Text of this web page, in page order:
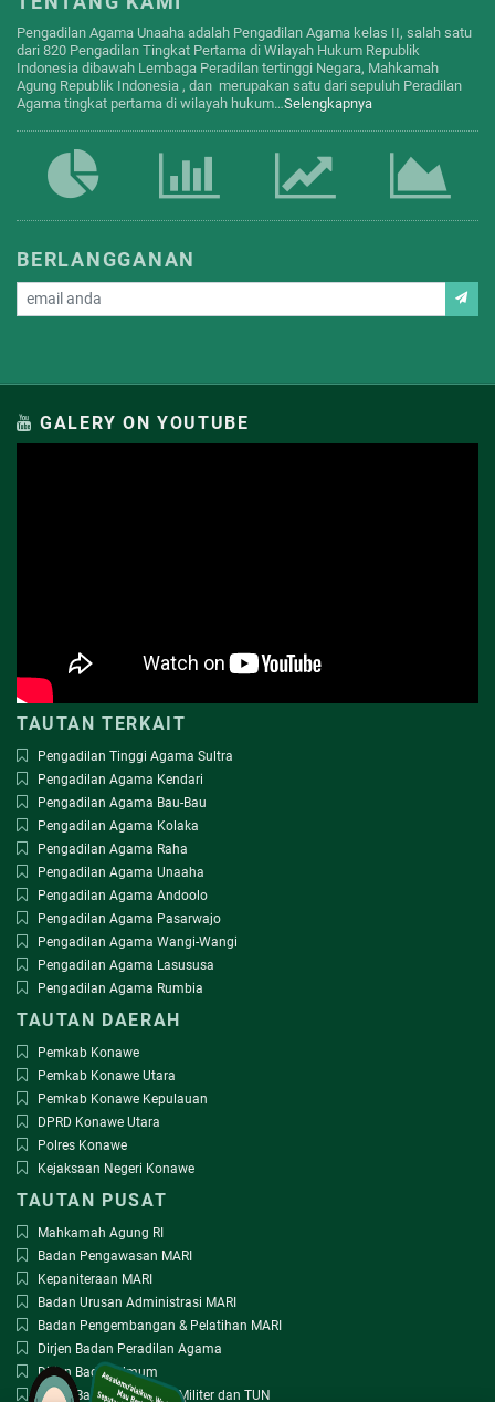
Pengadilan Agama Unaaha adalah Pengadilan Agama kelas II, salah satu
dari 820 Pengadilan Tingkat Pertama di Wilayah Hukum Republik
Indonesia dibawah Lembaga Peradilan tertinggi Negara, Mahkamah
Agung Republik Indonesia , dan merupakan satu dari sepuluh Peradilan
Agama tingkat pertama di wilayah hukum…Selengkapnya
BERLANGGANAN
GALERY ON YOUTUBE
TAUTAN TERKAIT
Pengadilan Tinggi Agama Sultra
Pengadilan Agama Kendari
Pengadilan Agama Bau-Bau
Pengadilan Agama Kolaka
Pengadilan Agama Raha
Pengadilan Agama Unaaha
Pengadilan Agama Andoolo
Pengadilan Agama Pasarwajo
Pengadilan Agama Wangi-Wangi
Pengadilan Agama Lasususa
Pengadilan Agama Rumbia
TAUTAN DAERAH
Pemkab Konawe
Pemkab Konawe Utara
Pemkab Konawe Kepulauan
DPRD Konawe Utara
Polres Konawe
Kejaksaan Negeri Konawe
TAUTAN PUSAT
Mahkamah Agung RI
Badan Pengawasan MARI
Kepaniteraan MARI
Badan Urusan Administrasi MARI
Badan Pengembangan & Pelatihan MARI
Dirjen Badan Peradilan Agama
Dirjen Badan Umum
Dirjen Badan Peradilan Militer dan TUN